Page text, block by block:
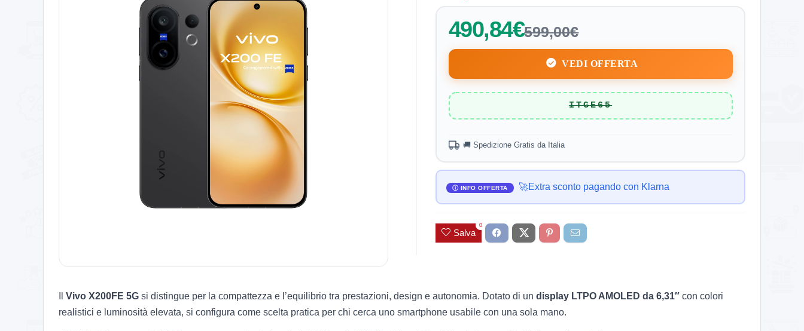
490,84€599,00€
VEDI OFFERTA
ITGE65
🚚 Spedizione Gratis da Italia
🚀Extra sconto pagando con Klarna
Salva
0
Vivo X200FE 5G si distingue per la compattezza e l’equilibrio tra prestazioni, design e autonomia. Dotato di un display LTPO AMOLED da 6,31″ con colori
realistici e luminosità elevata, si configura come scelta pratica per chi cerca uno smartphone usabile con una sola mano.